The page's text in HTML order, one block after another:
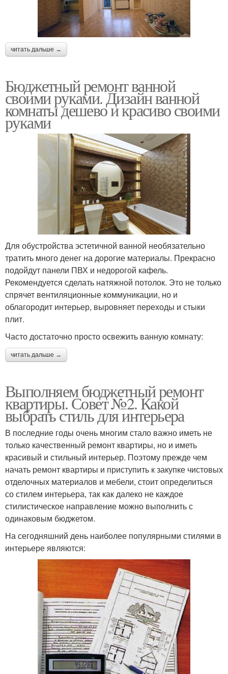
читать дальше →
Бюджетный ремонт ванной
своими руками. Дизайн ванной
комнаты дешево и красиво своими
руками
Для обустройства эстетичной ванной необязательно
тратить много денег на дорогие материалы. Прекрасно
подойдут панели ПВХ и недорогой кафель.
Рекомендуется сделать натяжной потолок. Это не только
спрячет вентиляционные коммуникации, но и
облагородит интерьер, выровняет переходы и стыки
плит.
Часто достаточно просто освежить ванную комнату:
читать дальше →
Выполняем бюджетный ремонт
квартиры. Совет №2. Какой
выбрать стиль для интерьера
В последние годы очень многим стало важно иметь не
только качественный ремонт квартиры, но и иметь
красивый и стильный интерьер. Поэтому прежде чем
начать ремонт квартиры и приступить к закупке чистовых
отделочных материалов и мебели, стоит определиться
со стилем интерьера, так как далеко не каждое
стилистическое направление можно выполнить с
одинаковым бюджетом.
На сегодняшний день наиболее популярными стилями в
интерьере являются: